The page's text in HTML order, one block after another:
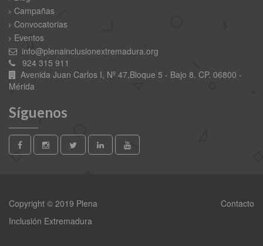
Campañas
Convocatorias
Eventos
info@plenainclusionextremadura.org
924 315 911
Avenida Juan Carlos I, Nº 47,Bloque 5 - Bajo 8. CP. 06800 -
Mérida
Síguenos
Copyright © 2019 Plena
Inclusión Extremadura
Contacto